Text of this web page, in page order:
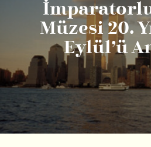
Müzesi 20.
Eylül’ü